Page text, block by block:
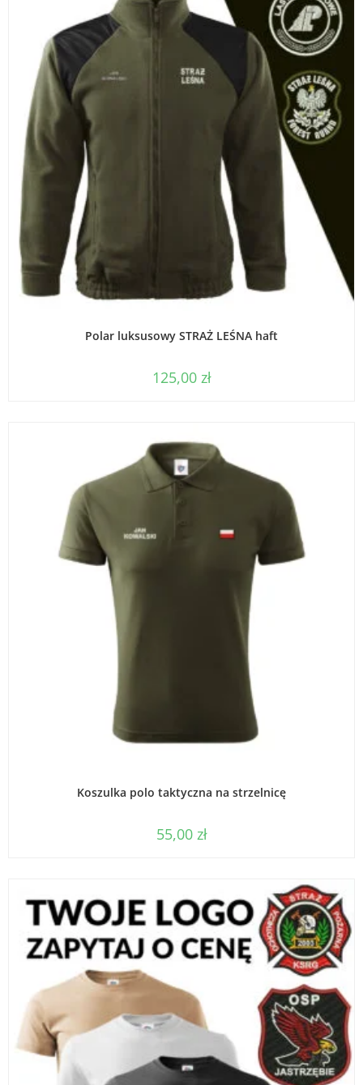
WYBIERZ OPCJE
Polar luksusowy STRAŻ LEŚNA haft
125,00 zł
Koszulka polo taktyczna na strzelnicę
55,00 zł